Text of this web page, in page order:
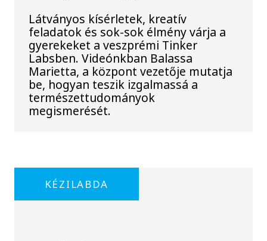
Látványos kísérletek, kreatív
feladatok és sok-sok élmény várja a
gyerekeket a veszprémi Tinker
Labsben. Videónkban Balassa
Marietta, a központ vezetője mutatja
be, hogyan teszik izgalmassá a
természettudományok
megismerését.
KÉZILABDA